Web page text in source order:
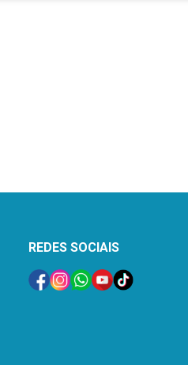
REDES SOCIAIS